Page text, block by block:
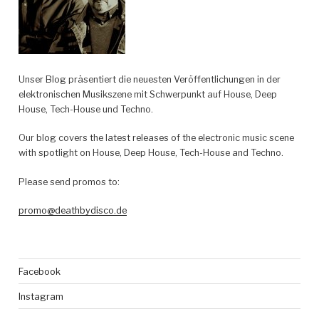
Unser Blog präsentiert die neuesten Veröffentlichungen in der
elektronischen Musikszene mit Schwerpunkt auf House, Deep
House, Tech-House und Techno.
Our blog covers the latest releases of the electronic music scene
with spotlight on House, Deep House, Tech-House and Techno.
Please send promos to:
promo@deathbydisco.de
Facebook
Instagram